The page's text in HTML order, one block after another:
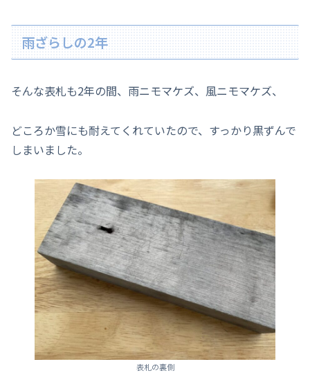
雨ざらしの2年
そんな表札も2年の間、雨ニモマケズ、風ニモマケズ、
どころか雪にも耐えてくれていたので、すっかり黒ずんで
しまいました。
表札の裏側